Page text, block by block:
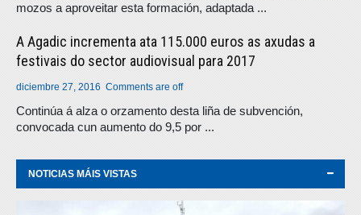
mozos a aproveitar esta formación, adaptada ...
A Agadic incrementa ata 115.000 euros as axudas a
festivais do sector audiovisual para 2017
diciembre 27, 2016 Comments are off
Continúa á alza o orzamento desta liña de subvención,
convocada cun aumento do 9,5 por ...
NOTICIAS MÁIS VISTAS